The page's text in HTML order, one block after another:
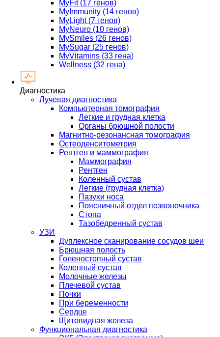
MyFit (17 генов)
MyImmunity (14 генов)
MyLight (7 генов)
MyNeuro (10 генов)
MySmiles (26 генов)
MySugar (25 генов)
MyVitamins (33 гена)
Wellness (32 гена)
Диагностика
Лучевая диагностика
Компьютерная томография
Легкие и грудная клетка
Органы брюшной полости
Магнитно-резонансная томография
Остеоденситометрия
Рентген и маммография
Маммография
Рентген
Коленный сустав
Легкие (грудная клетка)
Пазухи носа
Поясничный отдел позвоночника
Стопа
Тазобедренный сустав
УЗИ
Дуплексное сканирование сосудов шеи
Брюшная полость
Голеностопный сустав
Коленный сустав
Молочные железы
Плечевой сустав
Почки
При беременности
Сердце
Щитовидная железа
Функциональная диагностика